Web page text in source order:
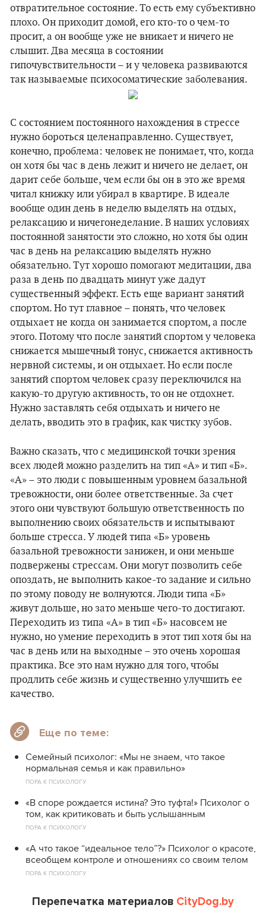
отвратительное состояние. То есть ему субъективно
плохо. Он приходит домой, его кто-то о чем-то
просит, а он вообще уже не вникает и ничего не
слышит. Два месяца в состоянии
гипочувствительности – и у человека развиваются
так называемые психосоматические заболевания.
С состоянием постоянного нахождения в стрессе
нужно бороться целенаправленно. Существует,
конечно, проблема: человек не понимает, что, когда
он хотя бы час в день лежит и ничего не делает, он
дарит себе больше, чем если бы он в это же время
читал книжку или убирал в квартире. В идеале
вообще один день в неделю выделять на отдых,
релаксацию и ничегонеделание. В наших условиях
постоянной занятости это сложно, но хотя бы один
час в день на релаксацию выделять нужно
обязательно. Тут хорошо помогают медитации, два
раза в день по двадцать минут уже дадут
существенный эффект. Есть еще вариант занятий
спортом. Но тут главное – понять, что человек
отдыхает не когда он занимается спортом, а после
этого. Потому что после занятий спортом у человека
снижается мышечный тонус, снижается активность
нервной системы, и он отдыхает. Но если после
занятий спортом человек сразу переключился на
какую-то другую активность, то он не отдохнет.
Нужно заставлять себя отдыхать и ничего не
делать, вводить это в график, как чистку зубов.
Важно сказать, что с медицинской точки зрения
всех людей можно разделить на тип «А» и тип «Б».
«А» – это люди с повышенным уровнем базальной
тревожности, они более ответственные. За счет
этого они чувствуют большую ответственность по
выполнению своих обязательств и испытывают
больше стресса. У людей типа «Б» уровень
базальной тревожности занижен, и они меньше
подвержены стрессам. Они могут позволить себе
опоздать, не выполнить какое-то задание и сильно
по этому поводу не волнуются. Люди типа «Б»
живут дольше, но зато меньше чего-то достигают.
Переходить из типа «А» в тип «Б» насовсем не
нужно, но умение переходить в этот тип хотя бы на
час в день или на выходные – это очень хорошая
практика. Все это нам нужно для того, чтобы
продлить себе жизнь и существенно улучшить ее
качество.
Еще по теме:
Семейный психолог: «Мы не знаем, что такое
нормальная семья и как правильно»
ПОРА К ПСИХОЛОГУ
«В споре рождается истина? Это туфта!» Психолог о
том, как критиковать и быть услышанным
ПОРА К ПСИХОЛОГУ
«А что такое “идеальное тело”?» Психолог о красоте,
всеобщем контроле и отношениях со своим телом
ПОРА К ПСИХОЛОГУ
Перепечатка материалов CityDog.by